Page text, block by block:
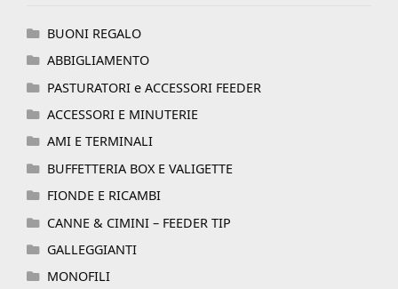
BUONI REGALO
ABBIGLIAMENTO
PASTURATORI e ACCESSORI FEEDER
ACCESSORI E MINUTERIE
AMI E TERMINALI
BUFFETTERIA BOX E VALIGETTE
FIONDE E RICAMBI
CANNE & CIMINI – FEEDER TIP
GALLEGGIANTI
MONOFILI